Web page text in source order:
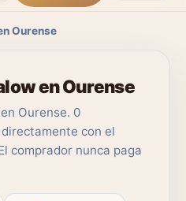
Ourense
en Ourense
Ourense. 0
con el
comprador nunca paga